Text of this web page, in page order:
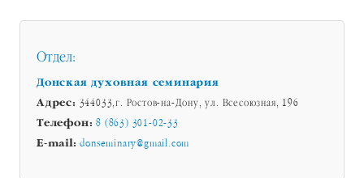
Отдел:
Донская духовная семинария
Адрес: 344033,г. Ростов-на-Дону, ул. Всесоюзная, 196
Телефон: 8 (863) 301-02-33
E-mail: donseminary@gmail.com